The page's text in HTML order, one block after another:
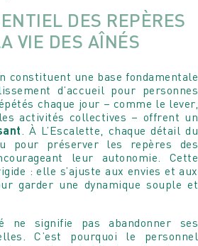
DES REPÈRES
VIE DES AÎNÉS
constituent une base fondamentale
d’accueil pour personnes
chaque jour – comme le lever,
activités collectives – offrent un
. À L’Escalette, chaque détail du
pour préserver les repères des
leur autonomie. Cette
: elle s’ajuste aux envies et aux
garder une dynamique souple et
ne signifie pas abandonner ses
C’est pourquoi le personnel